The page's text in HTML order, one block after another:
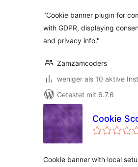
"Cookie banner plugin for
with GDPR, displaying
and privacy info."
Zamzamcoders
weniger als 10 aktive
Getestet mit 6.7.6
Cookie
Cookie banner with local